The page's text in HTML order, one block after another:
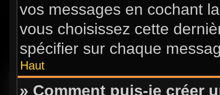
vos messages en cochant
vous choisissez cette
spécifier sur chaque
Haut
» Comment puis-je créer